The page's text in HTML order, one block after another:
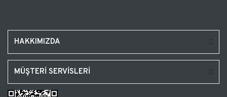
HAKKIMIZDA
MÜŞTERİ SERVİSLERİ